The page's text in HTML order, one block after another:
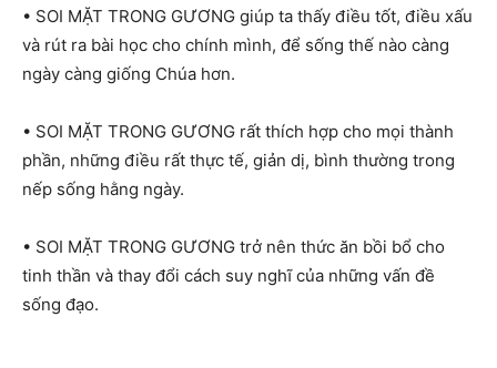
• SOI MẶT TRONG GƯƠNG giúp ta thấy điều tốt, điều xấu
và rút ra bài học cho chính mình, để sống thế nào càng
ngày càng giống Chúa hơn.
• SOI MẶT TRONG GƯƠNG rất thích hợp cho mọi thành
phần, những điều rất thực tế, giản dị, bình thường trong
nếp sống hằng ngày.
• SOI MẶT TRONG GƯƠNG trở nên thức ăn bồi bổ cho
tinh thần và thay đổi cách suy nghĩ của những vấn đề
sống đạo.